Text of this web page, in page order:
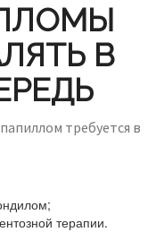
В
требуется в
терапии.